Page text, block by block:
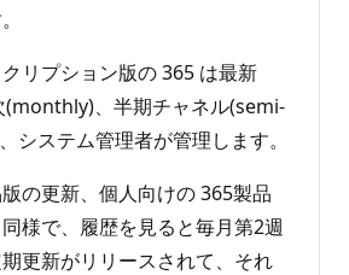
リプション版の 365 は最新
、半期チャネル(semi-
システム管理者が管理します。
の更新、個人向けの 365製品
様で、履歴を見ると毎月第2週
更新がリリースされて、それ